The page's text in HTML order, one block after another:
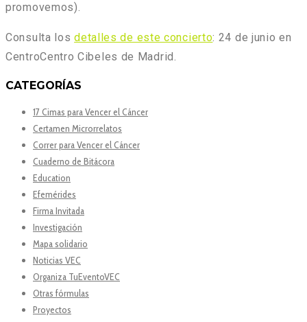
promovemos).
Consulta losdetalles de este concierto: 24 de junio en
CentroCentro Cibeles de Madrid.
CATEGORÍAS
17 Cimas para Vencer el Cáncer
Certamen Microrrelatos
Correr para Vencer el Cáncer
Cuaderno de Bitácora
Education
Efemérides
Firma Invitada
Investigación
Mapa solidario
Noticias VEC
Organiza TuEventoVEC
Otras fórmulas
Proyectos